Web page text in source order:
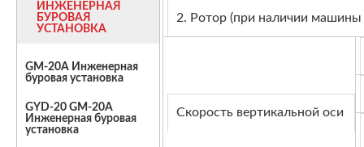
ИНЖЕНЕРНАЯ
БУРОВАЯ
УСТАНОВКА
GM-20A Инженерная
буровая установка
GYD-20 GM-20A
Инженерная буровая
установка
2. Ротор (при наличии
Скорость вертикальной оси